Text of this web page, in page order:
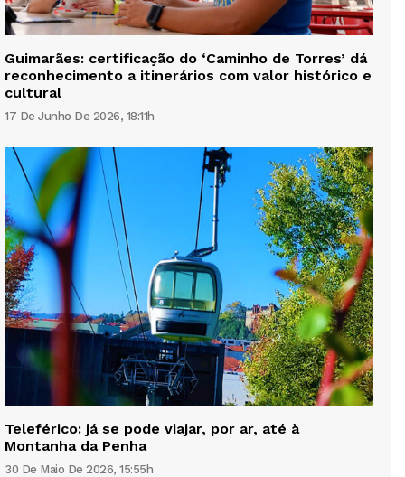
Guimarães: certificação do ‘Caminho de Torres’ dá
reconhecimento a itinerários com valor histórico e
cultural
17 De Junho De 2026, 18:11h
Teleférico: já se pode viajar, por ar, até à
Montanha da Penha
30 De Maio De 2026, 15:55h